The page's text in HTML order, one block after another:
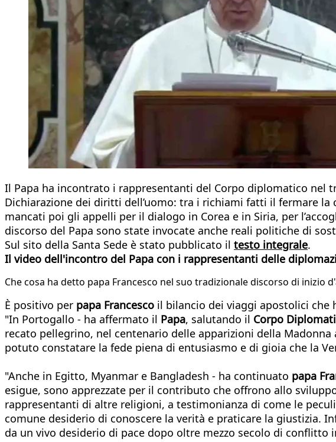
Il Papa ha incontrato i rappresentanti del Corpo diplomatico
Dichiarazione dei diritti dell’uomo: tra i richiami fatti il fermare
mancati poi gli appelli per il dialogo in Corea e in Siria, per
discorso del Papa sono state invocate anche reali politiche di
Sul sito della Santa Sede è stato pubblicato il testo integrale.
Il video dell'incontro del Papa con i rappresentanti delle
Che cosa ha detto papa Francesco nel suo tradizionale discorso di inizio
È positivo per papa Francesco il bilancio dei viaggi apostolici che
"In Portogallo - ha affermato il Papa, salutando il Corpo
recato pellegrino, nel centenario delle apparizioni della
potuto constatare la fede piena di entusiasmo e di gioia che la
"Anche in Egitto, Myanmar e Bangladesh - ha continuato papa
esigue, sono apprezzate per il contributo che offrono allo
rappresentanti di altre religioni, a testimonianza di come le
comune desiderio di conoscere la verità e praticare la giustizia.
da un vivo desiderio di pace dopo oltre mezzo secolo di conflitto